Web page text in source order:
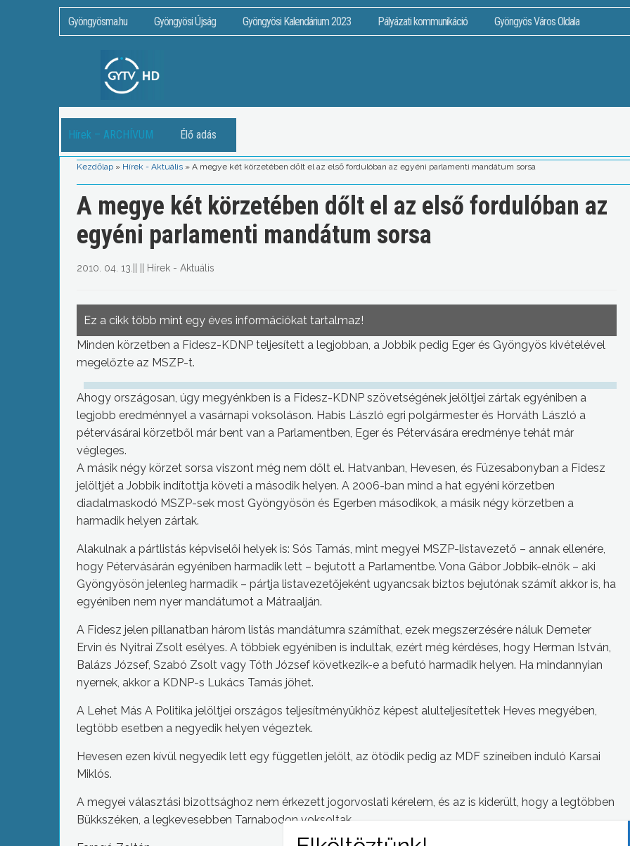
Gyöngyösma.hu Gyöngyösi Újság Gyöngyösi Kalendárium 2023 Pályázati kommunikáció Gyöngyös Város Oldala
Hírek – ARCHÍVUM Élő adás
Kezdőlap » Hírek - Aktuális » A megye két körzetében dőlt el az első fordulóban az egyéni parlamenti mandátum sorsa
A megye két körzetében dőlt el az első fordulóban az
egyéni parlamenti mandátum sorsa
2010. 04. 13. Hírek - Aktuális
Ez a cikk több mint egy éves információkat tartalmaz!
Minden körzetben a Fidesz-KDNP teljesített a legjobban, a Jobbik pedig Eger és Gyöngyös kivételével
megelőzte az MSZP-t.
Ahogy országosan, úgy megyénkben is a Fidesz-KDNP szövetségének jelöltjei zártak egyéniben a
legjobb eredménnyel a vasárnapi voksoláson. Habis László egri polgármester és Horváth László a
pétervásárai körzetből már bent van a Parlamentben, Eger és Pétervására eredménye tehát már
végleges.
A másik négy körzet sorsa viszont még nem dőlt el. Hatvanban, Hevesen, és Füzesabonyban a Fidesz
jelöltjét a Jobbik indítottja követi a második helyen. A 2006-ban mind a hat egyéni körzetben
diadalmaskodó MSZP-sek most Gyöngyösön és Egerben másodikok, a másik négy körzetben a
harmadik helyen zártak.
Alakulnak a pártlistás képviselői helyek is: Sós Tamás, mint megyei MSZP-listavezető – annak ellenére,
hogy Pétervásárán egyéniben harmadik lett – bejutott a Parlamentbe. Vona Gábor Jobbik-elnök – aki
Gyöngyösön jelenleg harmadik – pártja listavezetőjeként ugyancsak biztos bejutónak számít akkor is, ha
egyéniben nem nyer mandátumot a Mátraalján.
A Fidesz jelen pillanatban három listás mandátumra számíthat, ezek megszerzésére náluk Demeter
Ervin és Nyitrai Zsolt esélyes. A többiek egyéniben is indultak, ezért még kérdéses, hogy Herman István,
Balázs József, Szabó Zsolt vagy Tóth József következik-e a befutó harmadik helyen. Ha mindannyian
nyernek, akkor a KDNP-s Lukács Tamás jöhet.
A Lehet Más A Politika jelöltjei országos teljesítményükhöz képest alulteljesítettek Heves megyében,
legtöbb esetben a negyedik helyen végeztek.
Hevesen ezen kívül negyedik lett egy független jelölt, az ötödik pedig az MDF színeiben induló Karsai
Miklós.
A megyei választási bizottsághoz nem érkezett jogorvoslati kérelem, és az is kiderült, hogy a legtöbben
Bükkszéken, a legkevesebben Tarnabodon voksoltak.